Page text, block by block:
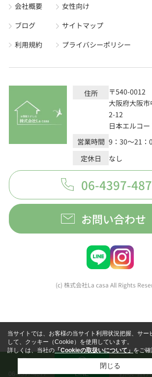
会社概要
ブログ
利用規約
女性向け
サイトマップ
プライバシーポリシー
住所
〒540-0012
大阪府大阪
2-12
日本エルコ
営業時間 9：30～21：
定休日
なし
06-4397-
お問い合わせ
(c) 株式会社La casa All Rights
06-4397-4877 LINE お問い合わ
当サイトでは、お客様の当サイト利用状況把握、サー
して、クッキー（Cookie）を使用しています。
詳しくは、当社の「Cookieの取扱いについて」をご
閉じる